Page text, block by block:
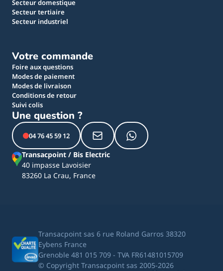
Secteur domestique
Secteur tertiaire
Secteur industriel
Votre commande
Foire aux questions
Modes de paiement
Modes de livraison
Conditions de retour
Suivi colis
Une question ?
04 76 45 59 12
Transacpoint / Bis Electric
40 impasse Lavoisier
83260 La Crau, France
Transacpoint sas 6 rue Roland Garros 38320
Eybens France
Grenoble 481 015 709 - TVA FR61481015709
© Copyright Transacpoint sas 2005-2026